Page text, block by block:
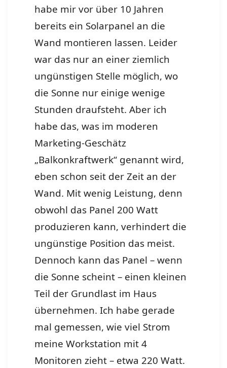
habe mir vor über 10 Jahren
bereits ein Solarpanel an die
Wand montieren lassen. Leider
war das nur an einer ziemlich
ungünstigen Stelle möglich, wo
die Sonne nur einige wenige
Stunden draufsteht. Aber ich
habe das, was im moderen
Marketing-Geschätz
„Balkonkraftwerk“ genannt wird,
eben schon seit der Zeit an der
Wand. Mit wenig Leistung, denn
obwohl das Panel 200 Watt
produzieren kann, verhindert die
ungünstige Position das meist.
Dennoch kann das Panel – wenn
die Sonne scheint – einen kleinen
Teil der Grundlast im Haus
übernehmen. Ich habe gerade
mal gemessen, wie viel Strom
meine Workstation mit 4
Monitoren zieht – etwa 220 Watt.